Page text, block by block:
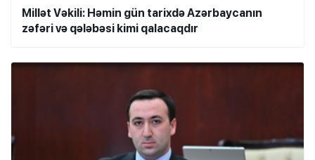
Millət Vəkili: Həmin gün tarixdə Azərbaycanın
zəfəri və qələbəsi kimi qalacaqdır